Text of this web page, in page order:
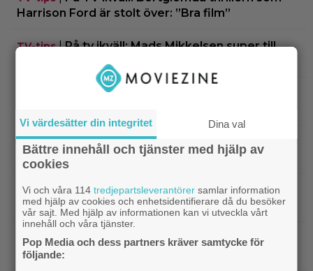
Harrison Ford är stolt över: ”Bra film”
TV-tips|På tv ikväll: Mads Mikkelsen super till
rejält i tokhyllat danskt drama från 2020
Agnetha Fältskog gjorde en
Streamingtips|SVT Play har precis lagt till 17 nya
filmer – här är mina 3 bästa tips
TV-tips|På tv ikväll: Har du förträngt Matt
Damons fantasyflopp från 2005?
Casting|”The Legend of Zelda” blir en av Sam
Neills sista roller
Vi värdesätter din integritet Dina val
Bättre innehåll och tjänster med hjälp av
cookies
Vi och våra 114tredjepartsleverantörer samlar information
med hjälp av cookies och enhetsidentifierare då du besöker
vår sajt. Med hjälp av informationen kan vi utveckla vårt
innehåll och våra tjänster.
Pop Media och dess partners kräver samtycke för
följande: